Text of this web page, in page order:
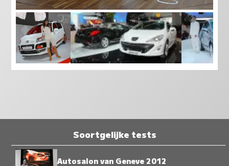
Soortgelijke tests
Autosalon van Geneve 2012